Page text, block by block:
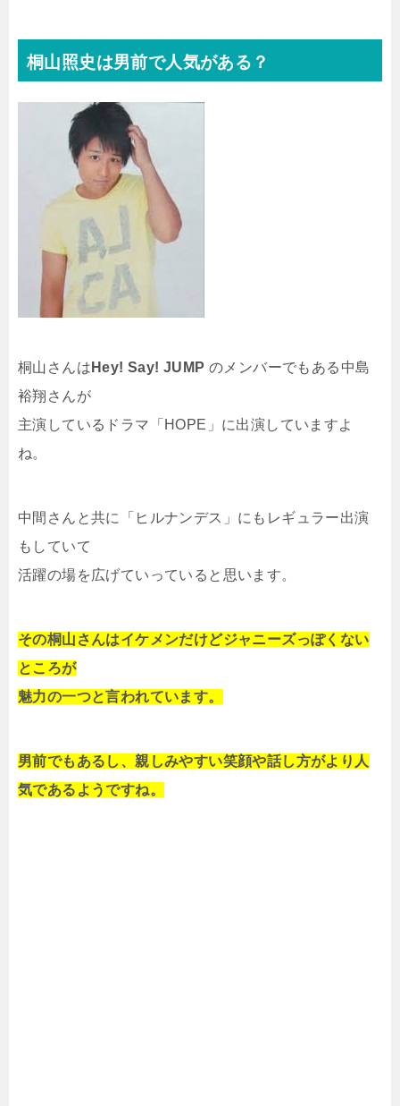
桐山照史は男前で人気がある？
桐山さんは Hey! Say! JUMP のメンバーでもある中島
裕翔さんが
主演しているドラマ「HOPE」に出演していますよ
ね。
中間さんと共に「ヒルナンデス」にもレギュラー出演
もしていて
活躍の場を広げていっていると思います。
その桐山さんはイケメンだけどジャニーズっぽくない
ところが
魅力の一つと言われています。
男前でもあるし、親しみやすい笑顔や話し方がより人
気であるようですね。